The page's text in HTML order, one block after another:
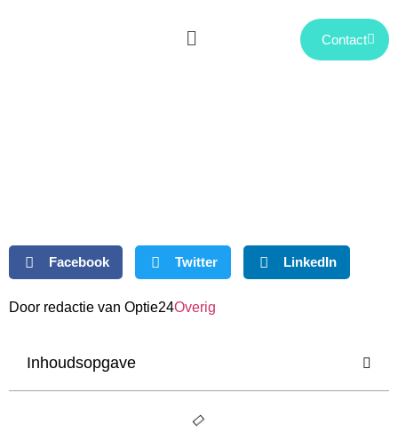
Contact
Facebook Twitter LinkedIn
Door redactie van Optie24Overig
Inhoudsopgave